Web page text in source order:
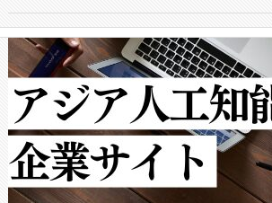
からシステム統合
クルの各段階のデ
[…]
では、反射率10％
で向上し、最大検
ットだけで最大1キ
ルの変電所周囲を
作業と点群処理を